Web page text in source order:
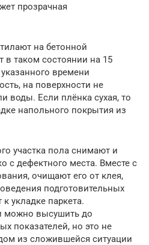
прозрачная
на бетонной
в таком состоянии на 15
времени
на поверхности не
воды. Если плёнка сухая, то
напольного покрытия из
участка пола снимают и
с дефектного места. Вместе с
очищают его от клея,
подготовительных
укладке паркета.
можно высушить до
показателей, но это не
из сложившейся ситуации